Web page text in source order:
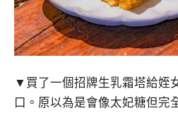
▼買了一個招牌生乳霜塔給姪
口。原以為是會像太妃糖但完